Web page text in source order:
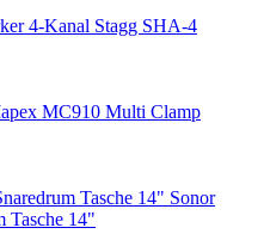
Stagg SHA-4
MC910 Multi Clamp
Sonor
Tasche 14"